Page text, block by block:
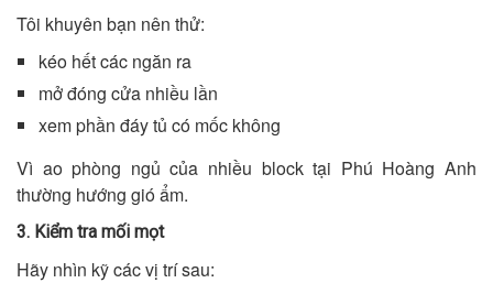
Tôi khuyên bạn nên thử:
kéo hết các ngăn ra
mở đóng cửa nhiều lần
xem phần đáy tủ có mốc không
Vì ao phòng ngủ của nhiều block tại Phú Hoàng Anh
thường hướng gió ẩm.
3. Kiểm tra mối mọt
Hãy nhìn kỹ các vị trí sau: